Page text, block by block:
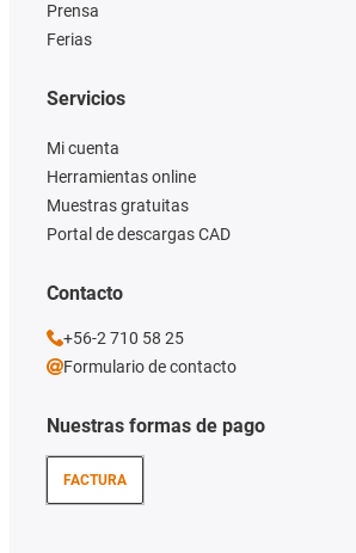
Prensa
Ferias
Nuestras formas de pago
FACTURA
Servicios
Mi cuenta
Herramientas online
Muestras gratuitas
Portal de descargas CAD
Contacto
+56-2 710 58 25
Formulario de contacto